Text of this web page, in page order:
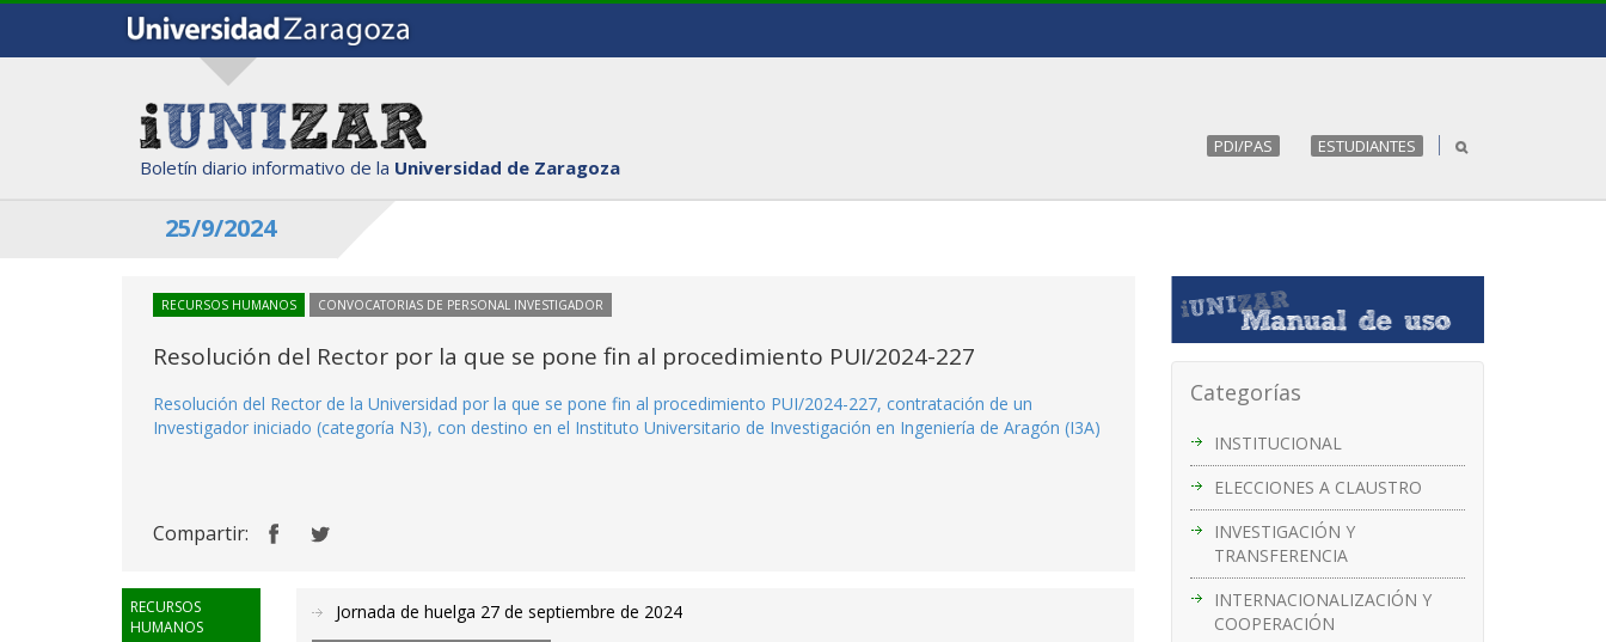
Boletín diario informativo de la Universidad de Zaragoza
PDI/PAS ESTUDIANTES
25/9/2024
Categorías
INSTITUCIONAL
ELECCIONES A CLAUSTRO
INVESTIGACIÓN Y
TRANSFERENCIA
INTERNACIONALIZACIÓN Y
COOPERACIÓN
RECURSOS HUMANOS CONVOCATORIAS DE PERSONAL INVESTIGADOR
Resolución del Rector por la que se pone fin al procedimiento PUI/2024-227
Resolución del Rector de la Universidad por la que se pone fin al procedimiento PUI/2024-227, contratación de un
Investigador iniciado (categoría N3), con destino en el Instituto Universitario de Investigación en Ingeniería de Aragón (I3A)
Compartir:
RECURSOS
HUMANOS
Jornada de huelga 27 de septiembre de 2024